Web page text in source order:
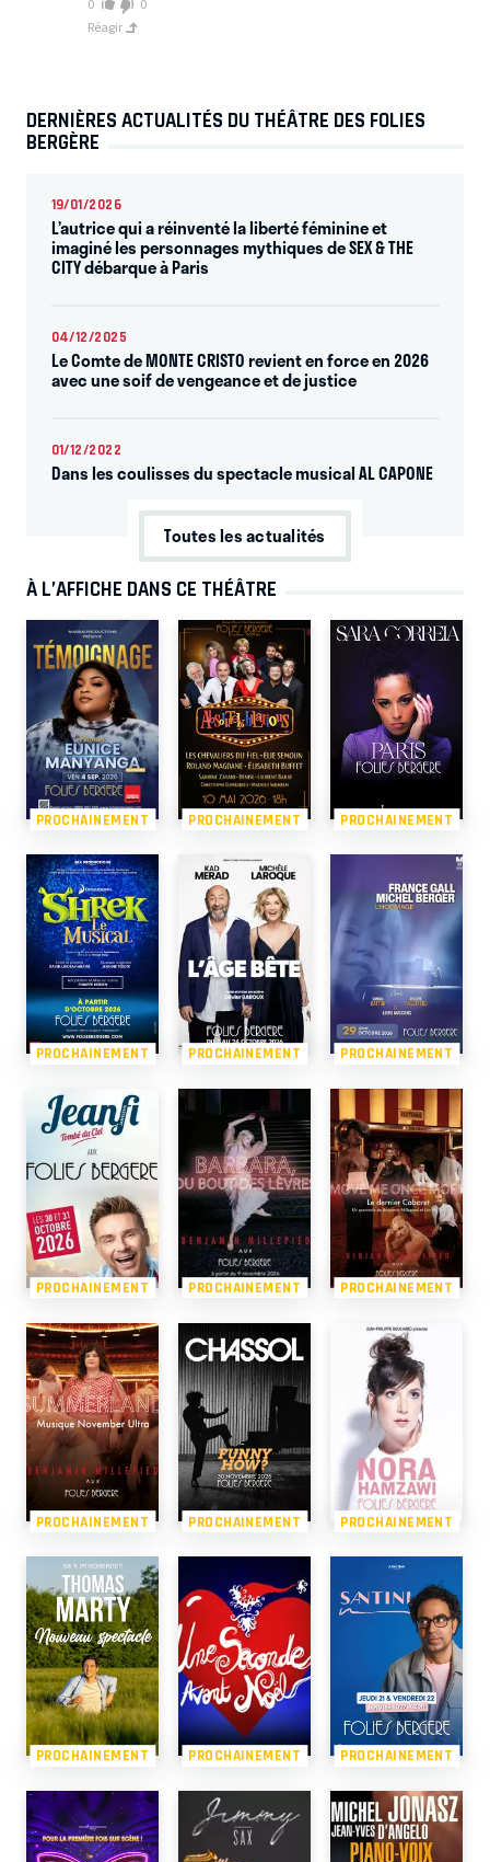
0
0
Réagir
DERNIÈRES ACTUALITÉS DU THÉÂTRE DES FOLIES
BERGÈRE
19/01/2026
L’autrice qui a réinventé la liberté féminine et
imaginé les personnages mythiques de SEX & THE
CITY débarque à Paris
04/12/2025
Le Comte de MONTE CRISTO revient en force en 2026
avec une soif de vengeance et de justice
01/12/2022
Dans les coulisses du spectacle musical AL CAPONE
Toutes les actualités
À L’AFFICHE DANS CE THÉÂTRE
PROCHAINEMENT PROCHAINEMENT PROCHAINEMENT
PROCHAINEMENT PROCHAINEMENT PROCHAINEMENT
PROCHAINEMENT PROCHAINEMENT PROCHAINEMENT
PROCHAINEMENT PROCHAINEMENT PROCHAINEMENT
PROCHAINEMENT PROCHAINEMENT PROCHAINEMENT